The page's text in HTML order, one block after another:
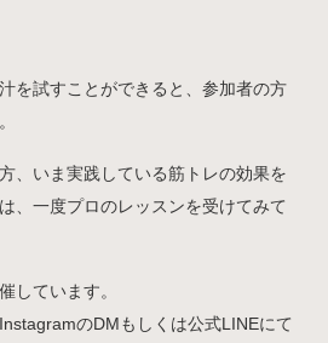
を試すことができると、参加者の方
、いま実践している筋トレの効果を
、一度プロのレッスンを受けてみて
しています。
のDMもしくは公式LINEにて